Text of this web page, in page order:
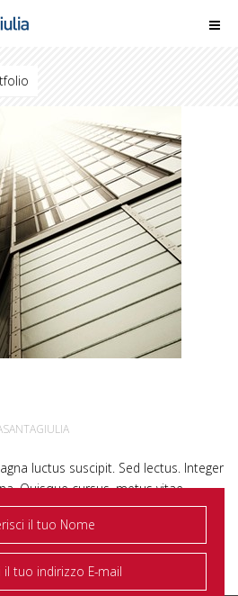
luctus suscipit. Sed lectus. Integer
Quisque cursus, metus vitae
mattis sem, at interdum magna